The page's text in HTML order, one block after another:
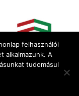
felhasználói
alkalmazunk. A
tudomásul